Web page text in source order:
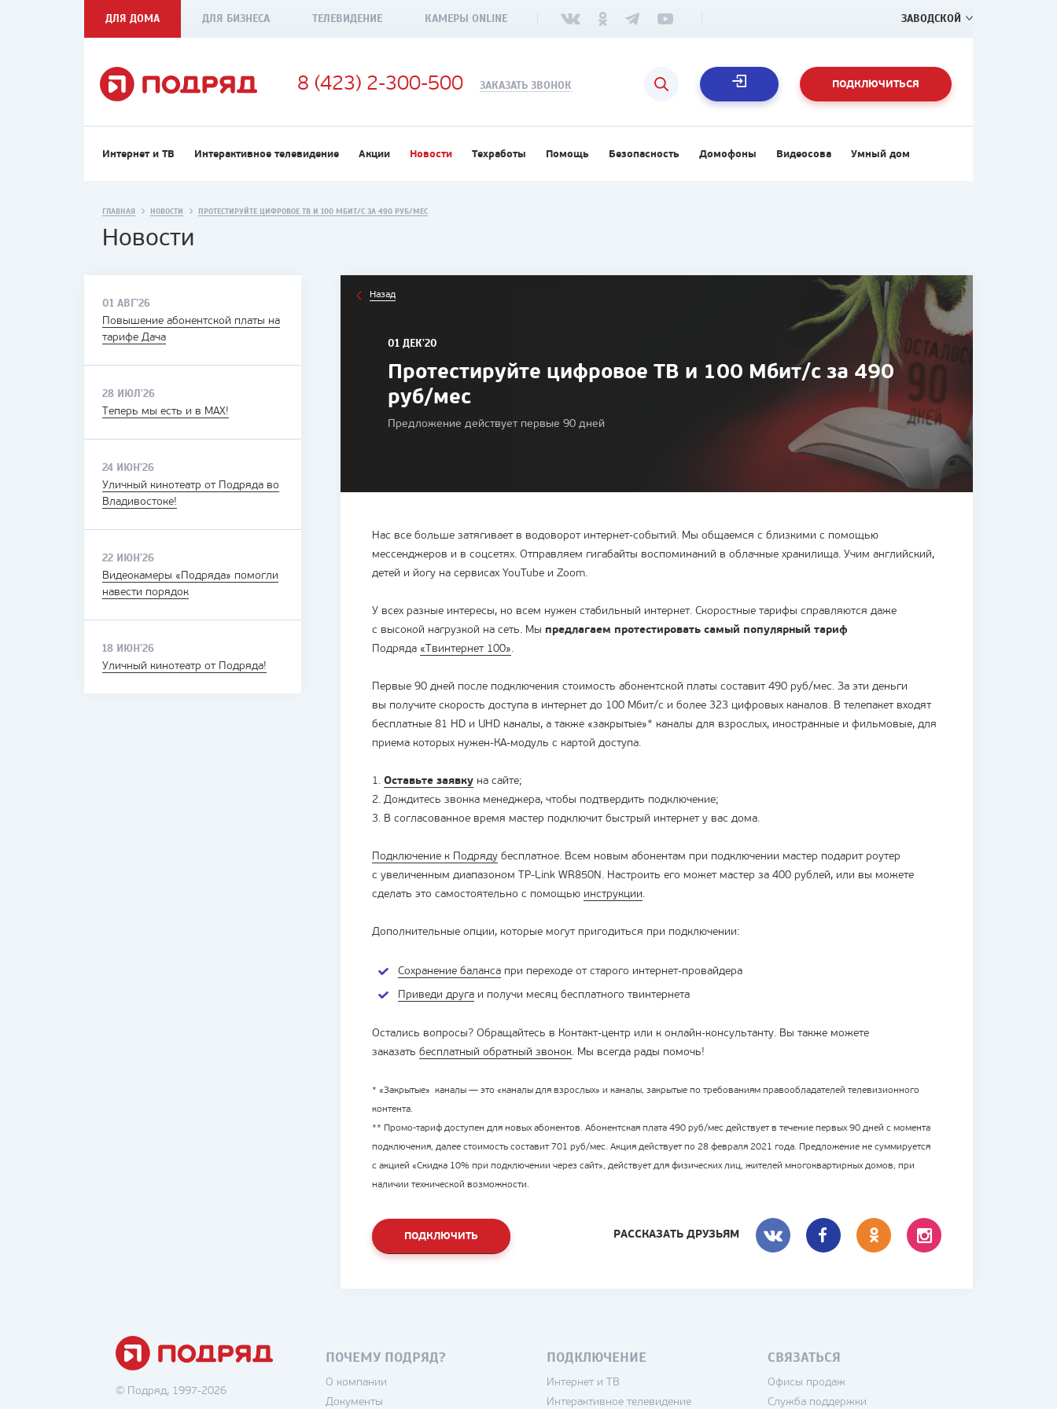
ДЛЯ ДОМА ДЛЯ БИЗНЕСА ТЕЛЕВИДЕНИЕ КАМЕРЫ ONLINE ЗАВОДСКОЙ
8 (423) 2-300-500 ЗАКАЗАТЬ ЗВОНОК ПОДКЛЮЧИТЬСЯ
Интернет и ТВ Интерактивное телевидение Акции Новости Техработы Помощь Безопасность Домофоны Видеосова Умный дом
ГЛАВНАЯ НОВОСТИ ПРОТЕСТИРУЙТЕ ЦИФРОВОЕ ТВ И 100 МБИТ/С ЗА 490 РУБ/МЕС
Новости
01 АВГ'26
Повышение абонентской платы на
тарифе Дача
28 ИЮЛ'26
Теперь мы есть и в MAX!
24 ИЮН'26
Уличный кинотеатр от Подряда во
Владивостоке!
22 ИЮН'26
Видеокамеры «Подряда» помогли
навести порядок
18 ИЮН'26
Уличный кинотеатр от Подряда!
Назад
01 ДЕК'20
Протестируйте цифровое ТВ и 100 Мбит/с за 490
руб/мес
Предложение действует первые 90 дней
Нас все больше затягивает в водоворот интернет-событий. Мы общаемся с близкими с помощью
мессенджеров и в соцсетях. Отправляем гигабайты воспоминаний в облачные хранилища. Учим английский,
детей и йогу на сервисах YouTube и Zoom.
У всех разные интересы, но всем нужен стабильный интернет. Скоростные тарифы справляются даже
с высокой нагрузкой на сеть. Мы предлагаем протестировать самый популярный тариф
Подряда «Твинтернет 100».
Первые 90 дней после подключения стоимость абонентской платы составит 490 руб/мес. За эти деньги
вы получите скорость доступа в интернет до 100 Мбит/с и более 323 цифровых каналов. В телепакет входят
бесплатные 81 HD и UHD каналы, а также «закрытые»* каналы для взрослых, иностранные и фильмовые, для
приема которых нужен-КА-модуль с картой доступа.
1. Оставьте заявку на сайте;
2. Дождитесь звонка менеджера, чтобы подтвердить подключение;
3. В согласованное время мастер подключит быстрый интернет у вас дома.
Подключение к Подряду бесплатное. Всем новым абонентам при подключении мастер подарит роутер
с увеличенным диапазоном TP-Link WR850N. Настроить его может мастер за 400 рублей, или вы можете
сделать это самостоятельно с помощью инструкции.
Дополнительные опции, которые могут пригодиться при подключении:
Сохранение баланса при переходе от старого интернет-провайдера
Приведи друга и получи месяц бесплатного твинтернета
Остались вопросы? Обращайтесь в Контакт-центр или к онлайн-консультанту. Вы также можете
заказать бесплатный обратный звонок. Мы всегда рады помочь!
* «Закрытые» каналы — это «каналы для взрослых» и каналы, закрытые по требованиям правообладателей телевизионного
контента.
** Промо-тариф доступен для новых абонентов. Абонентская плата 490 руб/мес действует в течение первых 90 дней с момента
подключения, далее стоимость составит 701 руб/мес. Акция действует по 28 февраля 2021 года. Предложение не суммируется
с акцией «Скидка 10% при подключении через сайт», действует для физических лиц, жителей многоквартирных домов, при
наличии технической возможности.
ПОДКЛЮЧИТЬ РАССКАЗАТЬ ДРУЗЬЯМ
© Подряд, 1997-2026
ПОЧЕМУ ПОДРЯД?
О компании
Документы
ПОДКЛЮЧЕНИЕ
Интернет и ТВ
Интерактивное телевидение
СВЯЗАТЬСЯ
Офисы продаж
Служба поддержки